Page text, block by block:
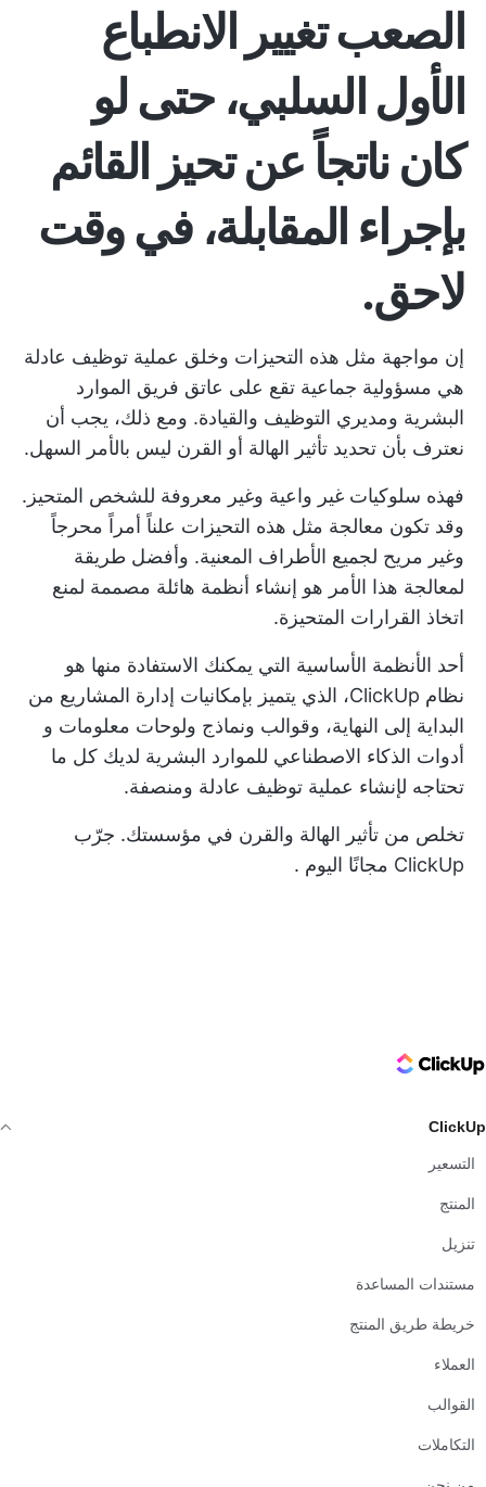
الصعب تغيير الانطباع
الأول السلبي، حتى لو
كان ناتجاً عن تحيز القائم
بإجراء المقابلة، في وقت
لاحق.
إن مواجهة مثل هذه التحيزات وخلق عملية توظيف عادلة
هي مسؤولية جماعية تقع على عاتق فريق الموارد
البشرية ومديري التوظيف والقيادة. ومع ذلك، يجب أن
نعترف بأن تحديد تأثير الهالة أو القرن ليس بالأمر السهل.
فهذه سلوكيات غير واعية وغير معروفة للشخص المتحيز.
وقد تكون معالجة مثل هذه التحيزات علناً أمراً محرجاً
وغير مريح لجميع الأطراف المعنية. وأفضل طريقة
لمعالجة هذا الأمر هو إنشاء أنظمة هائلة مصممة لمنع
اتخاذ القرارات المتحيزة.
أحد الأنظمة الأساسية التي يمكنك الاستفادة منها هو
نظام ClickUp، الذي يتميز بإمكانيات إدارة المشاريع من
البداية إلى النهاية، وقوالب ونماذج ولوحات معلومات و
أدوات الذكاء الاصطناعي للموارد البشرية لديك كل ما
تحتاجه لإنشاء عملية توظيف عادلة ومنصفة.
تخلص من تأثير الهالة والقرن في مؤسستك. جرّب
ClickUp مجانًا اليوم
.
ClickUp Logo
ClickUp
التسعير
المنتج
تنزيل
مستندات المساعدة
خريطة طريق المنتج
العملاء
القوالب
التكاملات